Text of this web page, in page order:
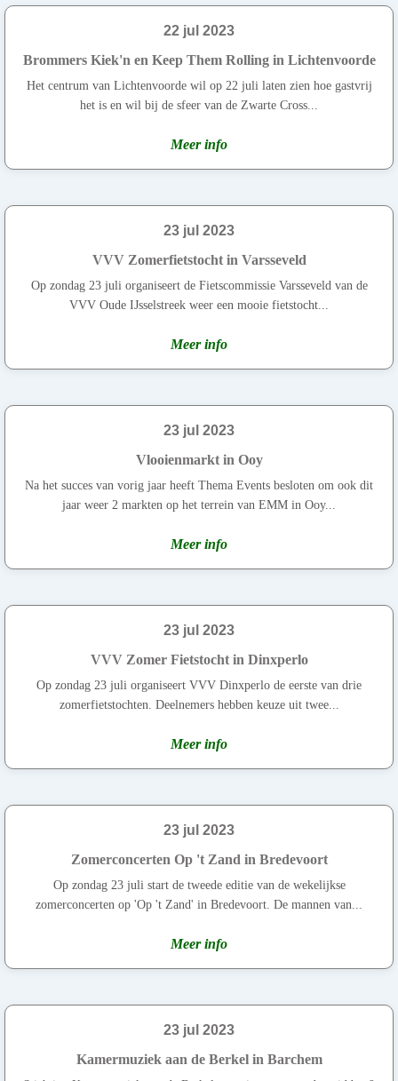
22 jul 2023
Brommers Kiek'n en Keep Them Rolling in Lichtenvoorde
Het centrum van Lichtenvoorde wil op 22 juli laten zien hoe gastvrij
het is en wil bij de sfeer van de Zwarte Cross...
Meer info
23 jul 2023
VVV Zomerfietstocht in Varsseveld
Op zondag 23 juli organiseert de Fietscommissie Varsseveld van de
VVV Oude IJsselstreek weer een mooie fietstocht...
Meer info
23 jul 2023
Vlooienmarkt in Ooy
Na het succes van vorig jaar heeft Thema Events besloten om ook dit
jaar weer 2 markten op het terrein van EMM in Ooy...
Meer info
23 jul 2023
VVV Zomer Fietstocht in Dinxperlo
Op zondag 23 juli organiseert VVV Dinxperlo de eerste van drie
zomerfietstochten. Deelnemers hebben keuze uit twee...
Meer info
23 jul 2023
Zomerconcerten Op 't Zand in Bredevoort
Op zondag 23 juli start de tweede editie van de wekelijkse
zomerconcerten op 'Op 't Zand' in Bredevoort. De mannen van...
Meer info
23 jul 2023
Kamermuziek aan de Berkel in Barchem